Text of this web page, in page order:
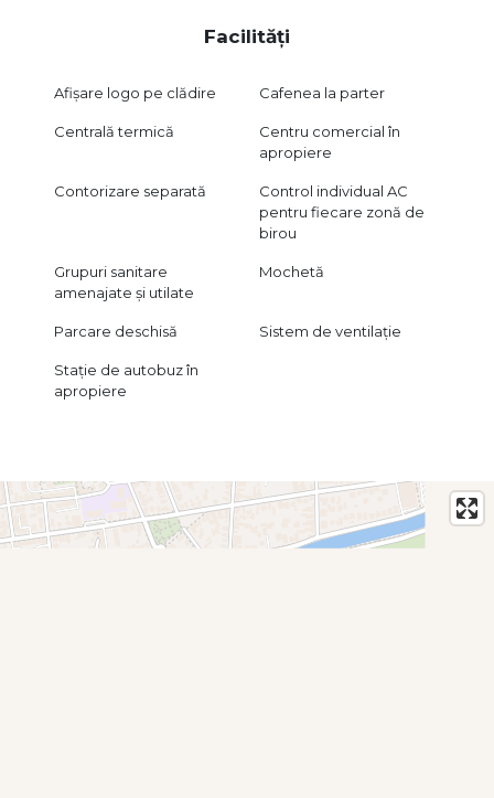
Facilități
Afișare logo pe clădire Cafenea la parter
Centrală termică
Centru comercial în
apropiere
Contorizare separată
Control individual AC
pentru fiecare zonă de
birou
Grupuri sanitare
amenajate și utilate
Mochetă
Parcare deschisă Sistem de ventilație
Stație de autobuz în
apropiere